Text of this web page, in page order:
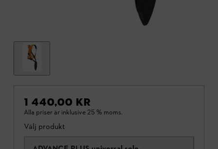
1 440,00 KR
Alla priser är inklusive 25 % moms.
Välj produkt